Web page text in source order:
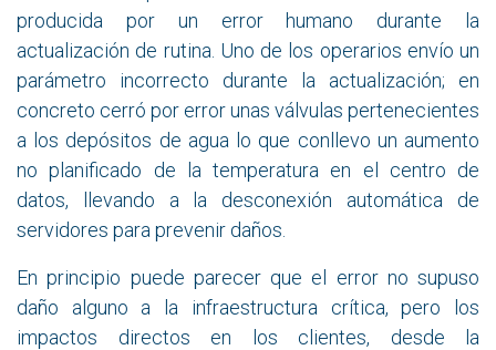
producida por un error humano durante la
actualización de rutina. Uno de los operarios envío un
parámetro incorrecto durante la actualización; en
concreto cerró por error unas válvulas pertenecientes
a los depósitos de agua lo que conllevo un aumento
no planificado de la temperatura en el centro de
datos, llevando a la desconexión automática de
servidores para prevenir daños.
En principio puede parecer que el error no supuso
daño alguno a la infraestructura crítica, pero los
impactos directos en los clientes, desde la